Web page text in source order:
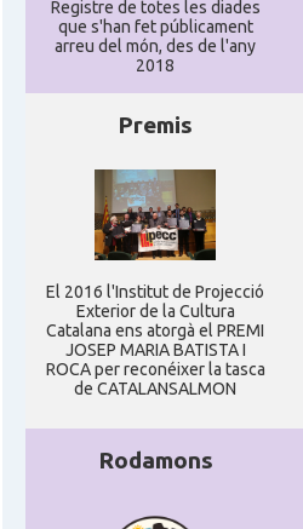
Registre de totes les diades
que s'han fet públicament
arreu del món, des de l'any
2018
Premis
El 2016 l'Institut de Projecció
Exterior de la Cultura
Catalana ens atorgà el PREMI
JOSEP MARIA BATISTA I
ROCA per reconéixer la tasca
de CATALANSALMON
Rodamons